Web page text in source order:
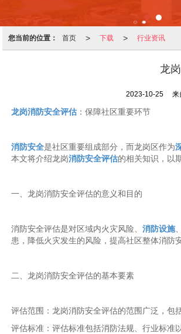
您当前的位置： 首页 > 下载 > 行业资讯
龙
2023-10-25 来
龙岗消防安全评估：保障社区重要环节
消防安全是社区重要组成部分，而龙岗区作为
本文将介绍龙岗消防安全评估的相关知识，以
一、龙岗消防安全评估的意义和目的
消防安全评估是对区域内火灾风险、 消防设施
患，降低火灾发生的风险，提高社区整体消防
二、龙岗消防安全评估的基本要素
评估范围：龙岗消防安全评估的范围广泛，包
评估标准：评估标准包括消防法规、行业标准